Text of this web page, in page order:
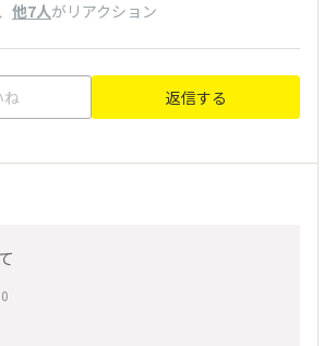
他7人がリアクション
ね 返信する